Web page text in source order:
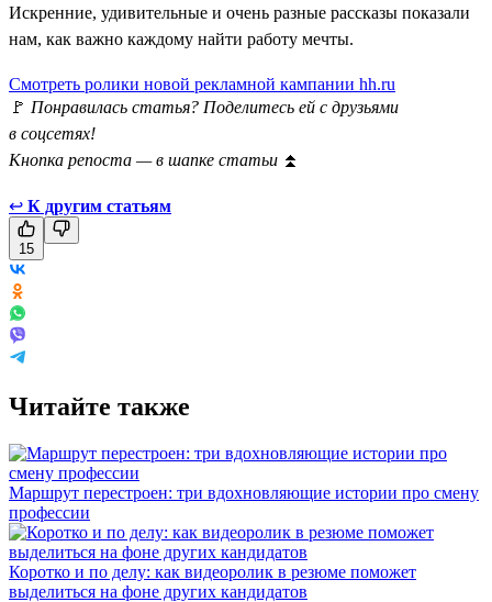
Искренние, удивительные и очень разные рассказы показали
нам, как важно каждому найти работу мечты.
Смотреть ролики новой рекламной кампании hh.ru
🚩 Понравилась статья? Поделитесь ей с друзьями
в соцсетях!
Кнопка репоста — в шапке статьи ⏫
↩ К другим статьям
15
Читайте также
Маршрут перестроен: три вдохновляющие истории про смену
профессии
Коротко и по делу: как видеоролик в резюме поможет
выделиться на фоне других кандидатов